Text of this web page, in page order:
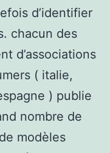
d’identifier
chacun des
d’associations
( italie,
) publie
nombre de
modèles